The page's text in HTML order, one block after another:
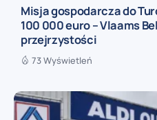
Misja gospodarcza do
100 000 euro – Vlaams
przejrzystości
73 Wyświetleń